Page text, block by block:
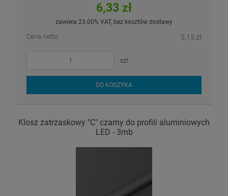
6,33 zł
zawiera 23.00% VAT, bez kosztów dostawy
Cena netto: 5,15 zł
szt.
DO KOSZYKA
Klosz zatrzaskowy "C" czarny do profili aluminiowych
LED - 3mb